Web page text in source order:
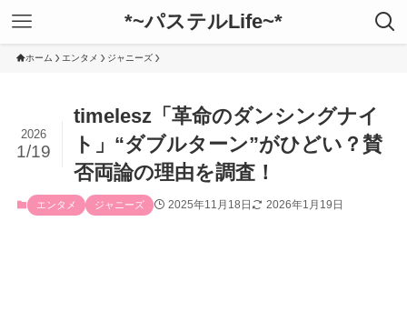
*~パステルLife~*
ホーム エンタメ ジャニーズ
timelesz「革命のダンシングナイ
ト」“ダブルターン”がひどい？賛
否両論の理由を調査！
2026
1/19
エンタメ ジャニーズ 2025年11月18日 2026年1月19日